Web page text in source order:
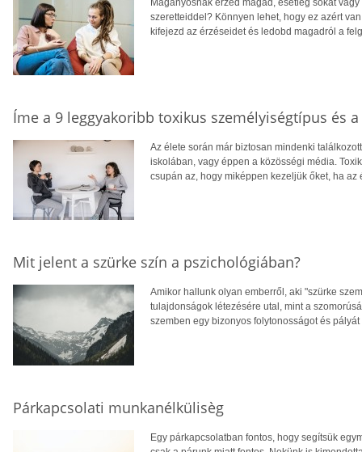
Magányosnak érzed magad, esetleg sokat
szeretteiddel? Könnyen lehet, hogy ez azért
kifejezd az érzéseidet és ledobd magadról a
Íme a 9 leggyakoribb toxikus személyiségtípus és
Az élete során már biztosan mindenki
iskolában, vagy éppen a közösségi média.
csupán az, hogy miképpen kezeljük őket, ha az
Mit jelent a szürke szín a pszichológiában?
Amikor hallunk olyan emberről, aki "szürke
tulajdonságok létezésére utal, mint a
szemben egy bizonyos folytonosságot és pályát
Párkapcsolati munkanélkülisèg
Egy párkapcsolatban fontos, hogy segítsük